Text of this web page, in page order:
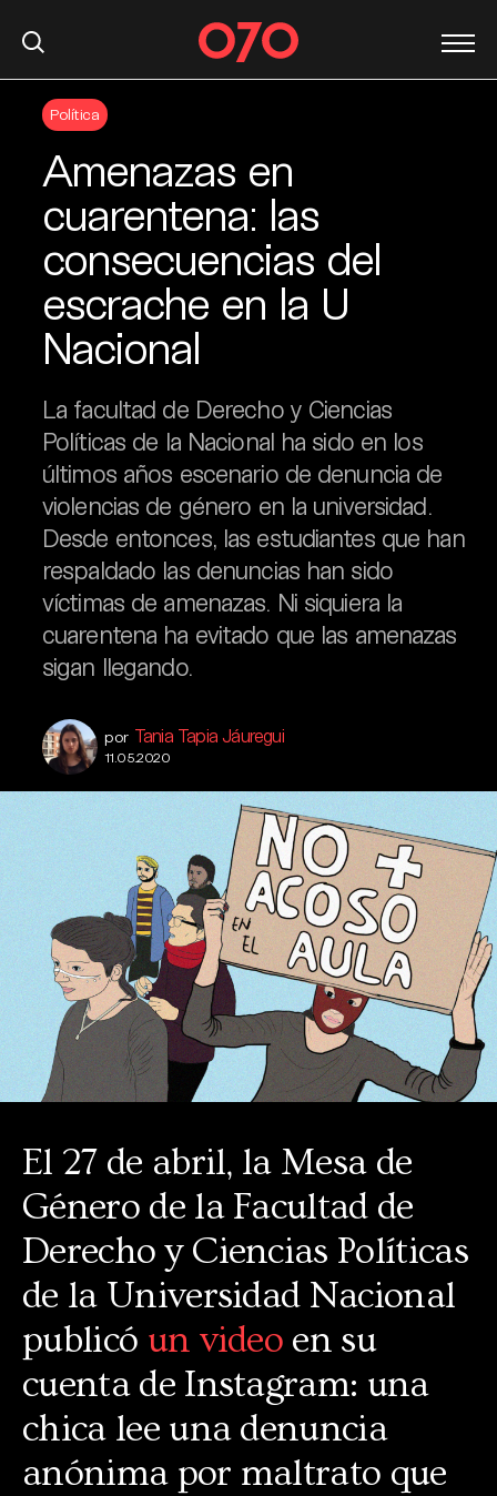
Política
Amenazas en
cuarentena: las
consecuencias del
escrache en la U
Nacional
La facultad de Derecho y Ciencias
Políticas de la Nacional ha sido en los
últimos años escenario de denuncia de
violencias de género en la universidad.
Desde entonces, las estudiantes que han
respaldado las denuncias han sido
víctimas de amenazas. Ni siquiera la
cuarentena ha evitado que las amenazas
sigan llegando.
por Tania Tapia Jáuregui
11.05.2020
El 27 de abril, la Mesa de
Género de la Facultad de
Derecho y Ciencias Políticas
de la Universidad Nacional
publicó un video en su
cuenta de Instagram: una
chica lee una denuncia
anónima por maltrato que